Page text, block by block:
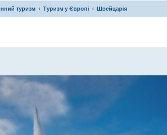
туризм Туризм у Європі Швейцарія